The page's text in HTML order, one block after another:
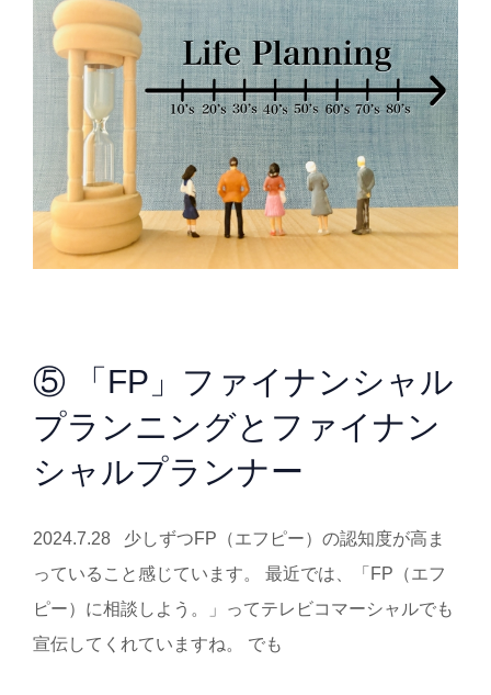
⑤ 「FP」ファイナンシャル
プランニングとファイナン
シャルプランナー
2024.7.28 少しずつFP（エフピー）の認知度が高ま
っていること感じています。 最近では、「FP（エフ
ピー）に相談しよう。」ってテレビコマーシャルでも
宣伝してくれていますね。 でも